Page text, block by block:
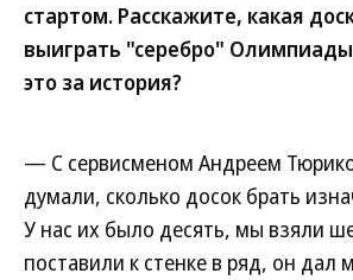
стартом. Расскажите, какая
выиграть "серебро"
это за история?
— С сервисменом Андреем
думали, сколько досок брать
У нас их было десять, мы взяли
поставили к стенке в ряд, он дал